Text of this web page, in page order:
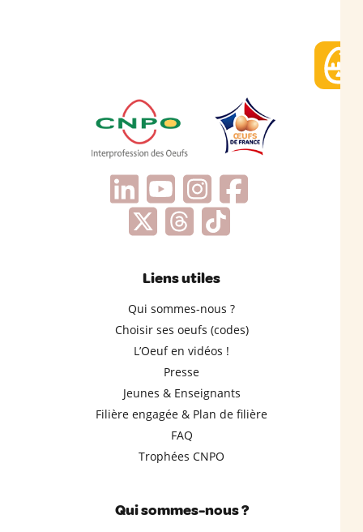
Liens utiles
Qui sommes-nous ?
Choisir ses oeufs (codes)
L’Oeuf en vidéos !
Presse
Jeunes & Enseignants
Filière engagée & Plan de filière
FAQ
Trophées CNPO
Qui sommes-nous ?